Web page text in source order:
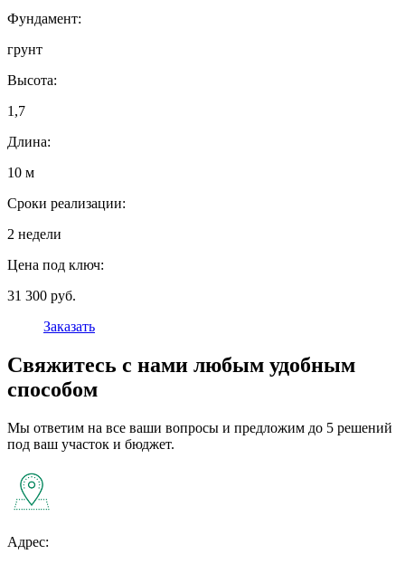
Фундамент:
грунт
Высота:
1,7
Длина:
10 м
Сроки реализации:
2 недели
Цена под ключ:
31 300 руб.
Заказать
Свяжитесь с нами любым удобным
способом
Мы ответим на все ваши вопросы и предложим до 5 решений
под ваш участок и бюджет.
Адрес: